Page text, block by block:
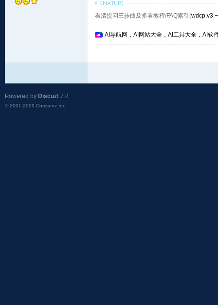
看清提问三步曲及多看教程/FAQ索引(wdcp,v3,
AI导航网，AI网站大全，AI工具大全，AI软
Powered by Discuz! 7.2
© 2001-2009 Comsenz Inc.